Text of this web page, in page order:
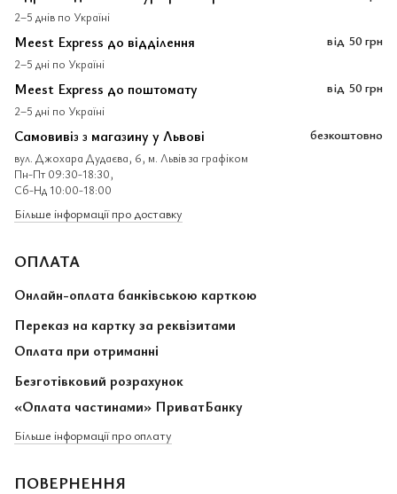
2–5 днів по Україні
Meest Express до відділення
2–5 дні по Україні
від 50 грн
Meest Express до поштомату
2–5 дні по Україні
від 50 грн
Самовивіз з магазину у Львові
вул. Джохара Дудаєва, 6, м. Львів за графіком
Пн-Пт 09:30-18:30,
Сб-Нд 10:00-18:00
безкоштовно
Більше інформації про доставку
ОПЛАТА
Онлайн-оплата банківською карткою
Переказ на картку за реквізитами
Оплата при отриманні
Безготівковий розрахунок
«Оплата частинами» ПриватБанку
Більше інформації про оплату
ПОВЕРНЕННЯ